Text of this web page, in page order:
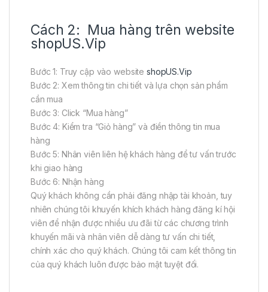
Cách 2: Mua hàng trên website
shopUS.Vip
Bước 1: Truy cập vào website shopUS.Vip
Bước 2: Xem thông tin chi tiết và lựa chọn sản phẩm
cần mua
Bước 3: Click “Mua hàng”
Bước 4: Kiểm tra “Giỏ hàng” và điền thông tin mua
hàng
Bước 5: Nhân viên liên hệ khách hàng để tư vấn trước
khi giao hàng
Bước 6: Nhận hàng
Quý khách không cần phải đăng nhập tài khoản, tuy
nhiên chúng tôi khuyến khích khách hàng đăng kí hội
viên để nhận được nhiều ưu đãi từ các chương trình
khuyến mãi và nhân viên dễ dàng tư vấn chi tiết,
chính xác cho quý khách. Chúng tôi cam kết thông tin
của quý khách luôn được bảo mật tuyệt đối.